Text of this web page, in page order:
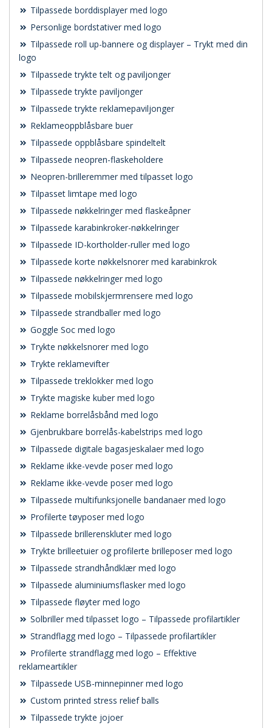
Tilpassede borddisplayer med logo
Personlige bordstativer med logo
Tilpassede roll up-bannere og displayer – Trykt med din
logo
Tilpassede trykte telt og paviljonger
Tilpassede trykte paviljonger
Tilpassede trykte reklamepaviljonger
Reklameoppblåsbare buer
Tilpassede oppblåsbare spindeltelt
Tilpassede neopren-flaskeholdere
Neopren-brilleremmer med tilpasset logo
Tilpasset limtape med logo
Tilpassede nøkkelringer med flaskeåpner
Tilpassede karabinkroker-nøkkelringer
Tilpassede ID-kortholder-ruller med logo
Tilpassede korte nøkkelsnorer med karabinkrok
Tilpassede nøkkelringer med logo
Tilpassede mobilskjermrensere med logo
Tilpassede strandballer med logo
Goggle Soc med logo
Trykte nøkkelsnorer med logo
Trykte reklamevifter
Tilpassede treklokker med logo
Trykte magiske kuber med logo
Reklame borrelåsbånd med logo
Gjenbrukbare borrelås-kabelstrips med logo
Tilpassede digitale bagasjeskalaer med logo
Reklame ikke-vevde poser med logo
Reklame ikke-vevde poser med logo
Tilpassede multifunksjonelle bandanaer med logo
Profilerte tøyposer med logo
Tilpassede brillerenskluter med logo
Trykte brilleetuier og profilerte brilleposer med logo
Tilpassede strandhåndklær med logo
Tilpassede aluminiumsflasker med logo
Tilpassede fløyter med logo
Solbriller med tilpasset logo – Tilpassede profilartikler
Strandflagg med logo – Tilpassede profilartikler
Profilerte strandflagg med logo – Effektive
reklameartikler
Tilpassede USB-minnepinner med logo
Custom printed stress relief balls
Tilpassede trykte jojoer